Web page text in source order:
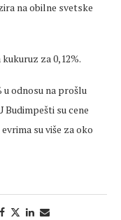
na obilne svetske
za 0,12%.
u odnosu na prošlu
Budimpešti su cene
su više za oko